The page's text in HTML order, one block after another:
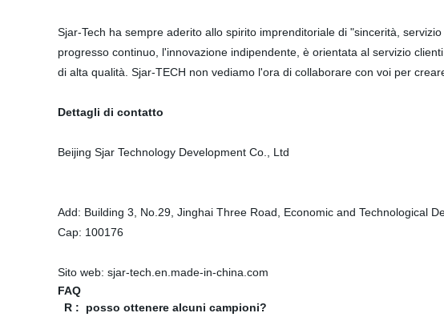
Sjar-Tech ha sempre aderito allo spirito imprenditoriale di "sincerità,
progresso continuo, l'innovazione indipendente, è orientata al servizio
di alta qualità. Sjar-TECH non vediamo l'ora di collaborare con voi per
Dettagli di contatto
Beijing Sjar Technology Development Co., Ltd
Add: Building 3, No.29, Jinghai Three Road, Economic and Technological
Cap: 100176
Sito web: sjar-tech.en.made-in-china.com
FAQ
R :
posso ottenere alcuni campioni?